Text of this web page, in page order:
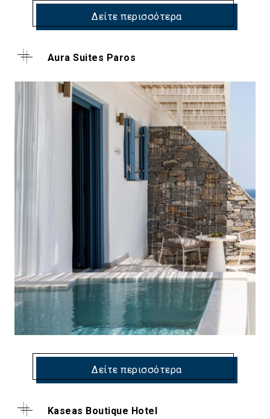
Δείτε περισσότερα
Aura Suites Paros
Δείτε περισσότερα
Kaseas Boutique Hotel